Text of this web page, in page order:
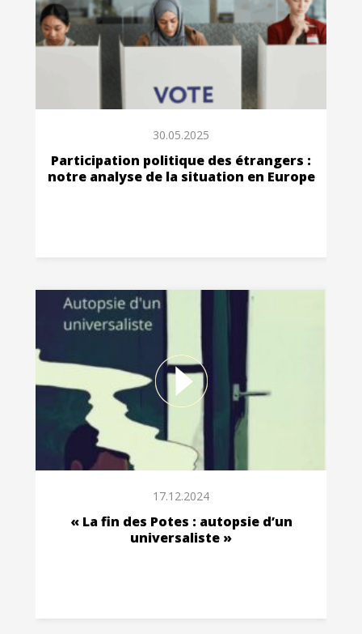
30.05.2025
Participation politique des étrangers :
notre analyse de la situation en Europe
17.12.2024
« La fin des Potes : autopsie d’un
universaliste »